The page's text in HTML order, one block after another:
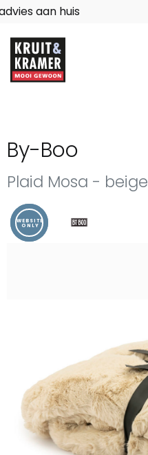
By-Boo
Plaid Mosa - beige
WEBSITE
ONLY